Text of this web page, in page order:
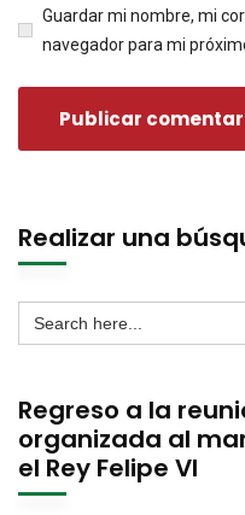
Guardar mi nombre, mi
navegador para mi
Realizar una
Search
for:
Regreso a la
organizada al
el Rey Felipe VI